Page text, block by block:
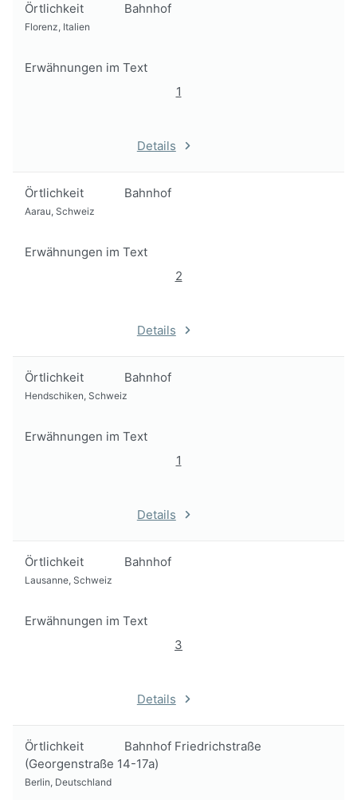
Örtlichkeit Bahnhof
Florenz, Italien
Erwähnungen im Text
1
Details
Örtlichkeit Bahnhof
Aarau, Schweiz
Erwähnungen im Text
2
Details
Örtlichkeit Bahnhof
Hendschiken, Schweiz
Erwähnungen im Text
1
Details
Örtlichkeit Bahnhof
Lausanne, Schweiz
Erwähnungen im Text
3
Details
Örtlichkeit
Bahnhof Friedrichstraße
(Georgenstraße 14-17a)
Berlin, Deutschland